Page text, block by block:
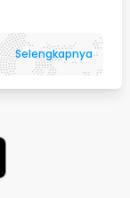
Selengkapnya